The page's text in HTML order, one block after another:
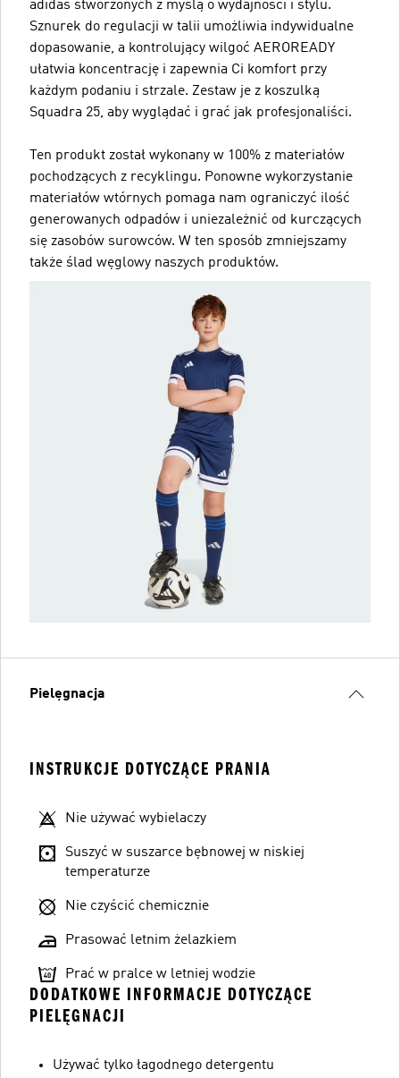
adidas stworzonych z myślą o wydajności i stylu.
Sznurek do regulacji w talii umożliwia indywidualne
dopasowanie, a kontrolujący wilgoć AEROREADY
ułatwia koncentrację i zapewnia Ci komfort przy
każdym podaniu i strzale. Zestaw je z koszulką
Squadra 25, aby wyglądać i grać jak profesjonaliści.
Ten produkt został wykonany w 100% z materiałów
pochodzących z recyklingu. Ponowne wykorzystanie
materiałów wtórnych pomaga nam ograniczyć ilość
generowanych odpadów i uniezależnić od kurczących
się zasobów surowców. W ten sposób zmniejszamy
także ślad węglowy naszych produktów.
Pielęgnacja
INSTRUKCJE DOTYCZĄCE PRANIA
Nie używać wybielaczy
Suszyć w suszarce bębnowej w niskiej
temperaturze
Nie czyścić chemicznie
Prasować letnim żelazkiem
Prać w pralce w letniej wodzie
DODATKOWE INFORMACJE DOTYCZĄCE
PIELĘGNACJI
Używać tylko łagodnego detergentu